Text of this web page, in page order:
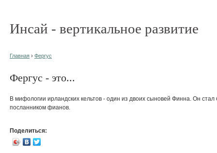
Инсай - вертикальное развитие
Главная › Фергус
Фергус - это...
В мифологии ирландских кельтов - один из двоих сыновей Финна. Он стал
посланником фианов.
Поделиться: